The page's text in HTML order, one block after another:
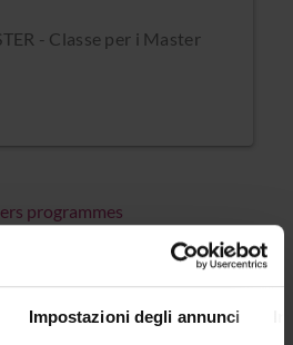
Impostazioni degli annunci
- Classe per i Master
programmes
have been permanently